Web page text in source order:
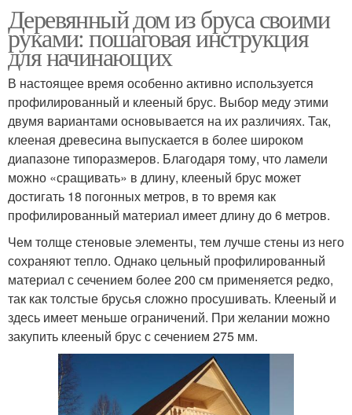
Деревянный дом из бруса своими
руками: пошаговая инструкция
для начинающих
В настоящее время особенно активно используется
профилированный и клееный брус. Выбор меду этими
двумя вариантами основывается на их различиях. Так,
клееная древесина выпускается в более широком
диапазоне типоразмеров. Благодаря тому, что ламели
можно «сращивать» в длину, клееный брус может
достигать 18 погонных метров, в то время как
профилированный материал имеет длину до 6 метров.
Чем толще стеновые элементы, тем лучше стены из него
сохраняют тепло. Однако цельный профилированный
материал с сечением более 200 см применяется редко,
так как толстые брусья сложно просушивать. Клееный и
здесь имеет меньше ограничений. При желании можно
закупить клееный брус с сечением 275 мм.